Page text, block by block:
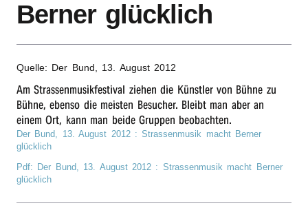
r
s
B
e
r
n
Berner glücklich
Quelle: Der Bund, 13. August 2012
Am Stras­sen­mu­sik­fes­ti­val ziehen die Künst­ler von Bühne zu
Bühne, eben­so die meis­ten Besu­cher. Bleibt man aber an
einem Ort, kann man beide Grup­pen beobachten.
Der Bund, 13. August 2012 : Stras­sen­mu­sik macht Berner
glücklich
Pdf: Der Bund, 13. August 2012 : Stras­sen­mu­sik macht Berner
glücklich